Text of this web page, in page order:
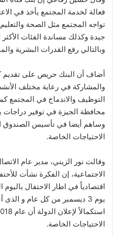
فعالة لخدمة المجتمع يأخذ في
تواجه المجتمع مثل الصحة
جيدة وكذلك مساندة الفئات الأكثر
وبالتالي رفع القدرات البشرية
أضاف أن البنك حريص على تقديم
والمشاركة في رعاية مختلف
التوظيف والاندماج في المجتمع
محافظة الجيزة في توفير دراجات
وساهم أيضا في تأسيس الصندوق
الاحتياجات الخاصة.
وقالت نور الزيني، مدير عام
الاجتماعية، إن الفكرة نشأت
اقتصادياً في اطار الاحتفال
يوم 3 ديسمبر من كل عام و
الاحتياجات الخاصة.